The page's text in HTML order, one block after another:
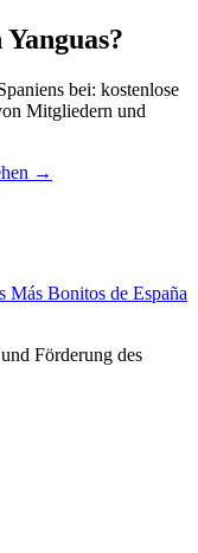
bei: kostenlose
Mitgliedern und
→
Más Bonitos de España
Förderung des